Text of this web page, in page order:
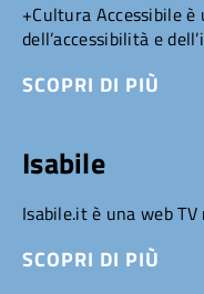
+Cultura Accessibile
dell’accessibilità e
SCOPRI DI PIÙ
Isabile
Isabile.it è una web
SCOPRI DI PIÙ